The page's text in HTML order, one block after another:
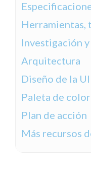
Herramientas,
Investigación
Arquitectura
Diseño de la UI
Paleta de
Plan de acción
Más recursos